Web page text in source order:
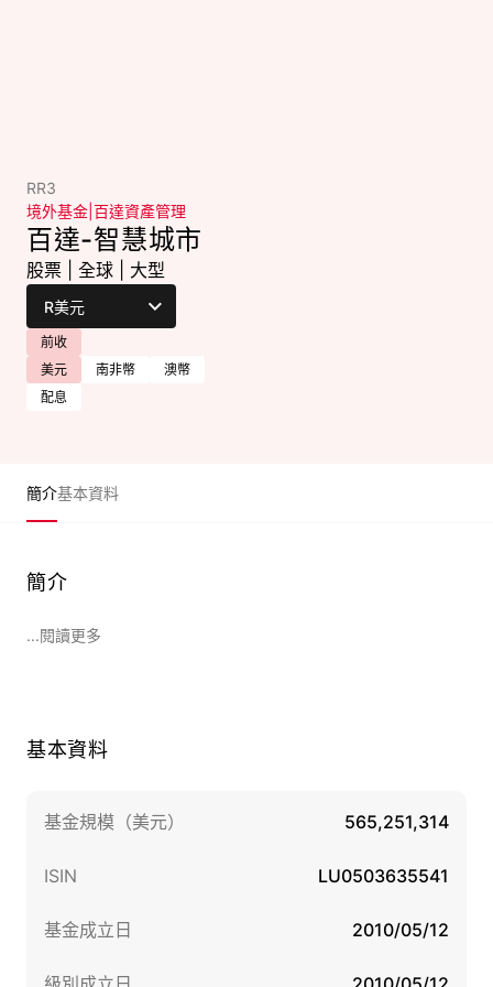
RR3
境外基金 百達資產管理
百達-智慧城市
股票 全球 大型
前收
美元
南非幣
澳幣
配息
簡介基本資料
簡介
...閱讀更多
基本資料
基金規模（美元） 565,251,314
ISIN LU0503635541
基金成立日 2010/05/12